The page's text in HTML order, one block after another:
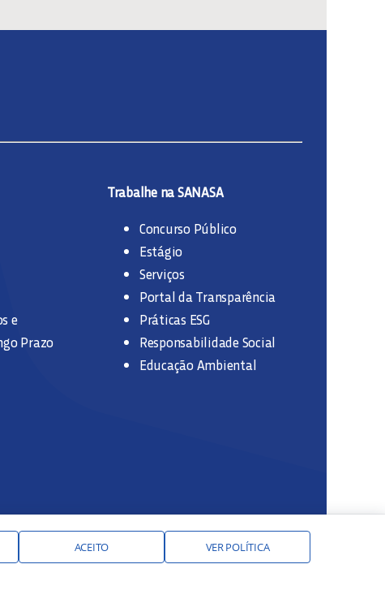
e
Prazo
Trabalhe na SANASA
Concurso Público
Estágio
Serviços
Portal da Transparência
Práticas ESG
Responsabilidade Social
Educação Ambiental
ACEITO VER POLÍTICA